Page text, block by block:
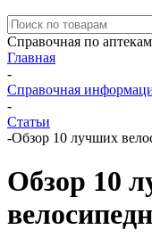
Справочная по аптекам
Главная
-
Справочная
-
Статьи
-Обзор 10 лучших
Обзор 10